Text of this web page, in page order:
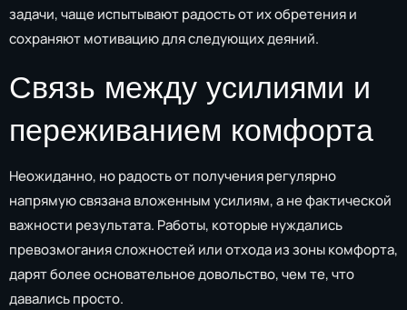
задачи, чаще испытывают радость от их обретения и
сохраняют мотивацию для следующих деяний.
Связь между усилиями и
переживанием комфорта
Неожиданно, но радость от получения регулярно
напрямую связана вложенным усилиям, а не фактической
важности результата. Работы, которые нуждались
превозмогания сложностей или отхода из зоны комфорта,
дарят более основательное довольство, чем те, что
давались просто.